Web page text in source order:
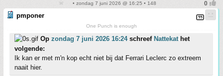
• zondag 7 juni 2026 @ 16:25 • 148
pmponer
One Punch is enough
Op zondag 7 juni 2026 16:24schreef Nattekathet
volgende:
Ik kan er met m'n kop echt niet bij dat Ferrari Leclerc zo extreem
naait hier.